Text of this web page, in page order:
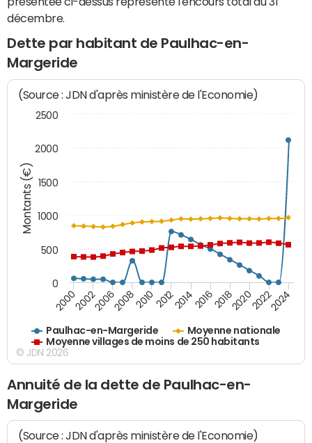
décembre.
Dette par habitant de Paulhac-en-
Margeride
Montants (€)
(Source : JDN d'après ministère de l'Economie)
Paulhac-en-Margeride
Moyenne nationale
Moyenne villages de moins de 250 habitants
200020022006200820102012201420162018202020222024
0
500
1000
1500
2000
2500
© JDN 2026
Annuité de la dette de Paulhac-en-
Margeride
(Source : JDN d'après ministère de l'Economie)